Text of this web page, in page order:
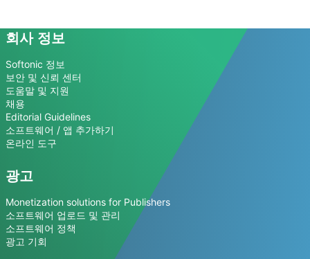
회사 정보
Softonic 정보
보안 및 신뢰 센터
도움말 및 지원
채용
Editorial Guidelines
소프트웨어 / 앱 추가하기
온라인 도구
광고
Monetization solutions for Publishers
소프트웨어 업로드 및 관리
소프트웨어 정책
광고 기회